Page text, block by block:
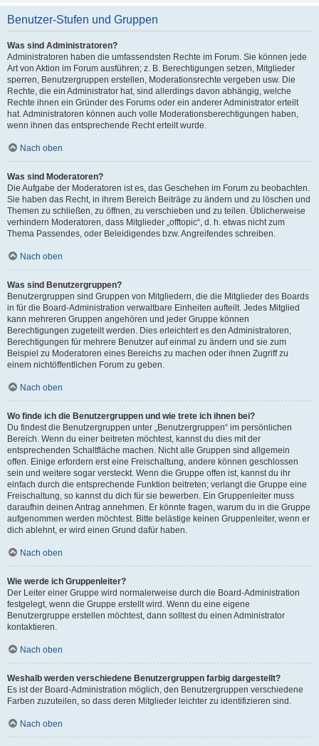
Benutzer-Stufen und Gruppen
Was sind Administratoren?
Administratoren haben die umfassendsten Rechte im Forum. Sie können jede
Art von Aktion im Forum ausführen; z. B. Berechtigungen setzen, Mitglieder
sperren, Benutzergruppen erstellen, Moderationsrechte vergeben usw. Die
Rechte, die ein Administrator hat, sind allerdings davon abhängig, welche
Rechte ihnen ein Gründer des Forums oder ein anderer Administrator erteilt
hat. Administratoren können auch volle Moderationsberechtigungen haben,
wenn ihnen das entsprechende Recht erteilt wurde.
Nach oben
Was sind Moderatoren?
Die Aufgabe der Moderatoren ist es, das Geschehen im Forum zu beobachten.
Sie haben das Recht, in ihrem Bereich Beiträge zu ändern und zu löschen und
Themen zu schließen, zu öffnen, zu verschieben und zu teilen. Üblicherweise
verhindern Moderatoren, dass Mitglieder „offtopic“, d. h. etwas nicht zum
Thema Passendes, oder Beleidigendes bzw. Angreifendes schreiben.
Nach oben
Was sind Benutzergruppen?
Benutzergruppen sind Gruppen von Mitgliedern, die die Mitglieder des Boards
in für die Board-Administration verwaltbare Einheiten aufteilt. Jedes Mitglied
kann mehreren Gruppen angehören und jeder Gruppe können
Berechtigungen zugeteilt werden. Dies erleichtert es den Administratoren,
Berechtigungen für mehrere Benutzer auf einmal zu ändern und sie zum
Beispiel zu Moderatoren eines Bereichs zu machen oder ihnen Zugriff zu
einem nichtöffentlichen Forum zu geben.
Nach oben
Wo finde ich die Benutzergruppen und wie trete ich ihnen bei?
Du findest die Benutzergruppen unter „Benutzergruppen“ im persönlichen
Bereich. Wenn du einer beitreten möchtest, kannst du dies mit der
entsprechenden Schaltfläche machen. Nicht alle Gruppen sind allgemein
offen. Einige erfordern erst eine Freischaltung, andere können geschlossen
sein und weitere sogar versteckt. Wenn die Gruppe offen ist, kannst du ihr
einfach durch die entsprechende Funktion beitreten; verlangt die Gruppe eine
Freischaltung, so kannst du dich für sie bewerben. Ein Gruppenleiter muss
daraufhin deinen Antrag annehmen. Er könnte fragen, warum du in die Gruppe
aufgenommen werden möchtest. Bitte belästige keinen Gruppenleiter, wenn er
dich ablehnt, er wird einen Grund dafür haben.
Nach oben
Wie werde ich Gruppenleiter?
Der Leiter einer Gruppe wird normalerweise durch die Board-Administration
festgelegt, wenn die Gruppe erstellt wird. Wenn du eine eigene
Benutzergruppe erstellen möchtest, dann solltest du einen Administrator
kontaktieren.
Nach oben
Weshalb werden verschiedene Benutzergruppen farbig dargestellt?
Es ist der Board-Administration möglich, den Benutzergruppen verschiedene
Farben zuzuteilen, so dass deren Mitglieder leichter zu identifizieren sind.
Nach oben